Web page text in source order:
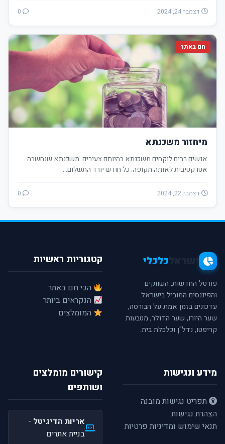
דצמבר 24, 2024
חם באתר
מיחזור משכנתא
אנשים רבים לוקחים משכנתא בהיותם צעירים. משכנתא שנחשבה
אטרקטיבית לאותה תקופה. כל חודש יורד התשלום…
דצמבר 22, 2024
כלכלי
פורטל החדשות, השווקים
והפיננסים המוביל בישראל.
עדכונים בזמן אמת על הבורסה,
שער היורו, שער הדולר, מטבעות
קריפטו, נדל"ן וכלכלת בית.
קטגוריות ראשיות
הכי חם באתר
הנקראים ביותר
המומלצים
מידע ונגישות
תפריט נגישות מובנה
הצהרת נגישות
תנאי שימוש ומדיניות פרטיות
קישורים מומלצים
ושותפים
אריות הדיגיטל -
בניית אתרים